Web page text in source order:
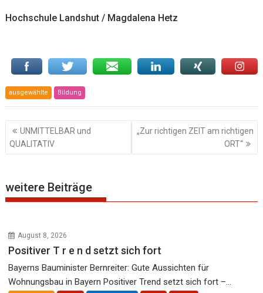
Hochschule Landshut / Magdalena Hetz
ausgewählte Bildung
Beitragsnavigation
UNMITTELBAR und
QUALITATIV
„Zur richtigen ZEIT am richtigen
ORT“
weitere Beiträge
August 8, 2026
Positiver T r e n d setzt sich fort
Bayerns Bauminister Bernreiter: Gute Aussichten für
Wohnungsbau in Bayern Positiver Trend setzt sich fort –...